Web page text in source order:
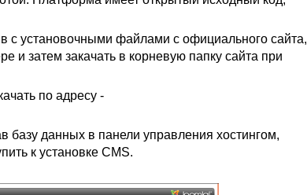
с установочными файлами с официального сайта,
и затем закачать в корневую папку сайта при
по адресу -
базу данных в панели управления хостингом,
к установке CMS.